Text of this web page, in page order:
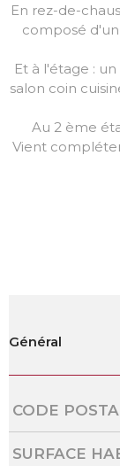
En rez-de-
composé
Et à l'étage :
salon coin
Au 2 ème
Vient
Général
Caractérisque
CODE
SURFACE